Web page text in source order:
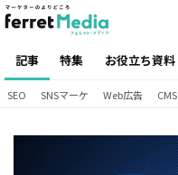
記事 特集 お役立ち資料
SEO SNSマーケ Web広告 CMS